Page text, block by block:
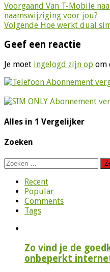
Voorgaand Van T-Mobile
naamswijziging voor jou?
Volgende Hoe werkt dual
Geef een reactie
Je moet ingelogd zijn op om
Alles in 1 Vergelijker
Zoeken
Zoeken
naar:
Recent
Popular
Comments
Tags
Zo vind je de
onbeperkt